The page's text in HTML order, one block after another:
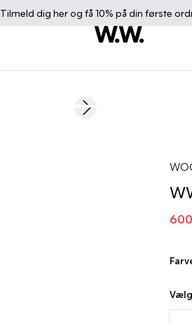
Tilmeld dig herog få 10% på din første
Next slide